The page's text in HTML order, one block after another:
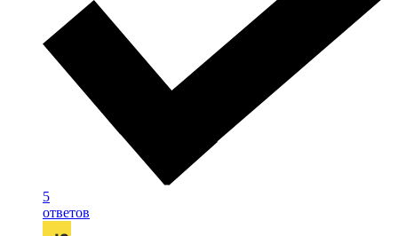
5
ответов